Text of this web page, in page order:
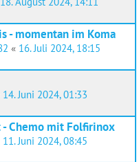
- momentan im Koma
« 16. Juli 2024, 18:15
14. Juni 2024, 01:33
- Chemo mit Folfirinox
11. Juni 2024, 08:45